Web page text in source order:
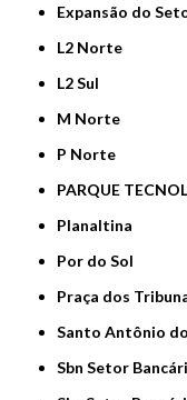
Expansão do
L2 Norte
L2 Sul
M Norte
P Norte
PARQUE
Planaltina
Por do Sol
Praça dos
Santo Antônio
Sbn Setor